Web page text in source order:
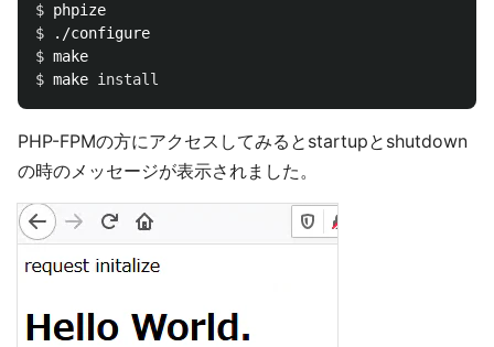
$
$
$
$ make install
PHP-FPMの方にアクセスしてみるとstartupとshutdown
の時のメッセージが表示されました。